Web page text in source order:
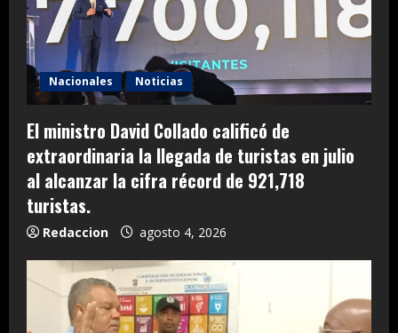
Nacionales Noticias
El ministro David Collado calificó de
extraordinaria la llegada de turistas en julio
al alcanzar la cifra récord de 921,718
turistas.
Redaccion agosto 4, 2026